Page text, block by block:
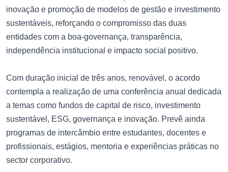
inovação e promoção de modelos de gestão e investimento
sustentáveis, reforçando o compromisso das duas
entidades com a boa-governança, transparência,
independência institucional e impacto social positivo.
Com duração inicial de três anos, renovável, o acordo
contempla a realização de uma conferência anual dedicada
a temas como fundos de capital de risco, investimento
sustentável, ESG, governança e inovação. Prevê ainda
programas de intercâmbio entre estudantes, docentes e
profissionais, estágios, mentoria e experiências práticas no
sector corporativo.